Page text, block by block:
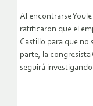
Al encontrarse
ratificaron que el
Castillo para que no
parte, la congresista
seguirá investigando